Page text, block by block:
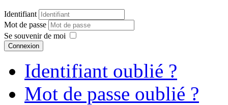
Identifiant
Mot de passe
Se souvenir de moi
Connexion
Identifiant oublié ?
Mot de passe oublié ?